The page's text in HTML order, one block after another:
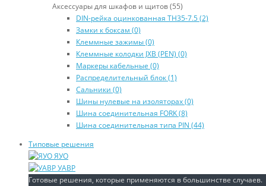
Аксессуары для шкафов и щитов (55)
DIN-рейка оцинкованная TH35-7.5 (2)
Замки к боксам (0)
Клеммные зажимы (0)
Клеммные колодки JXB (PEN) (0)
Маркеры кабельные (0)
Распределительный блок (1)
Сальники (0)
Шины нулевые на изоляторах (0)
Шина соединительная FORK (8)
Шина соединительная типа PIN (44)
Типовые решения
ЯУО
УАВР
Готовые решения, которые применяются в большинстве случаев.